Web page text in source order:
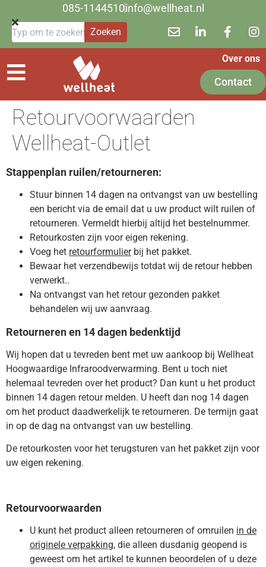
085-1144510info@wellheat.nl
Zoeken
Over ons
Contact
Retourvoorwaarden
Wellheat-Outlet
Stappenplan ruilen/retourneren:
Stuur binnen 14 dagen na ontvangst van uw bestelling
een bericht via de email dat u uw product wilt ruilen of
retourneren. Vermeldt hierbij altijd het bestelnummer.
Retourkosten zijn voor eigen rekening.
Voeg het retourformulierbij het pakket.
Bewaar het verzendbewijs totdat wij de retour hebben
verwerkt..
Na ontvangst van het retour gezonden pakket
behandelen wij uw aanvraag.
Retourneren en 14 dagen bedenktijd
Wij hopen dat u tevreden bent met uw aankoop bij Wellheat
Hoogwaardige Infraroodverwarming. Bent u toch niet
helemaal tevreden over het product? Dan kunt u het product
binnen 14 dagen retour melden. U heeft dan nog 14 dagen
om het product daadwerkelijk te retourneren. De termijn gaat
in op de dag na ontvangst van uw bestelling.
De retourkosten voor het terugsturen van het pakket zijn voor
uw eigen rekening.
Retourvoorwaarden
U kunt het product alleen retourneren of omruilen in de
originele verpakking, die alleen dusdanig geopend is
geweest om het artikel te kunnen beoordelen of u deze